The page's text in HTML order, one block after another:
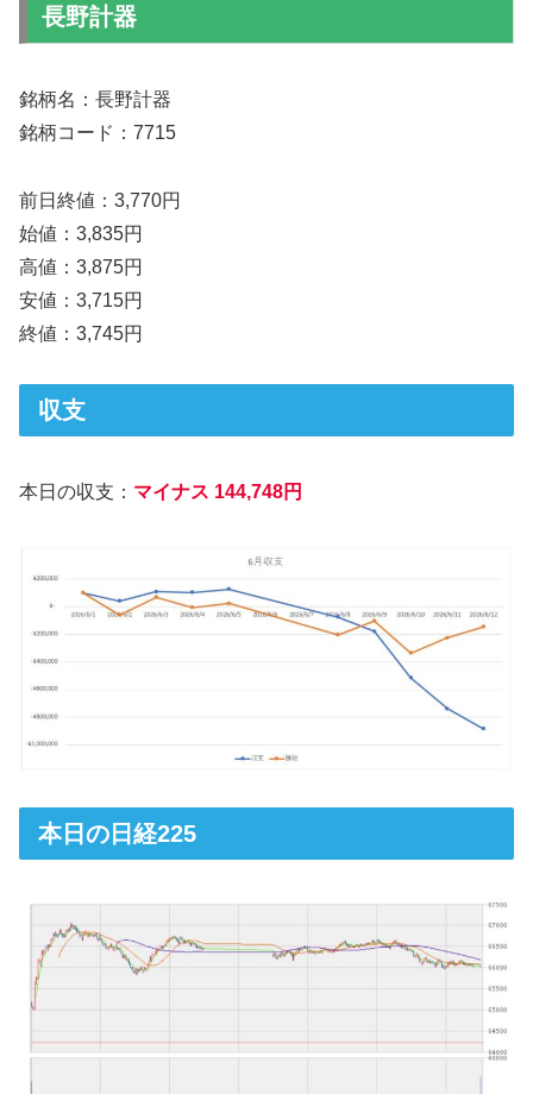
長野計器
銘柄名：長野計器
銘柄コード：7715
前日終値：3,770円
始値：3,835円
高値：3,875円
安値：3,715円
終値：3,745円
収支
本日の収支： マイナス 144,748円
本日の日経225